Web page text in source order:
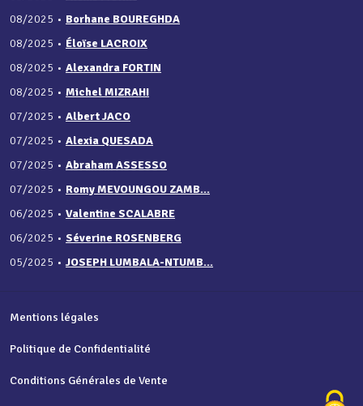
08/2025 • Borhane BOUREGHDA
08/2025 • Éloïse LACROIX
08/2025 • Alexandra FORTIN
08/2025 • Michel MIZRAHI
07/2025 • Albert JACO
07/2025 • Alexia QUESADA
07/2025 • Abraham ASSESSO
07/2025 • Romy MEVOUNGOU ZAMB...
06/2025 • Valentine SCALABRE
06/2025 • Séverine ROSENBERG
05/2025 • JOSEPH LUMBALA-NTUMB...
Mentions légales
Politique de Confidentialité
Conditions Générales de Vente